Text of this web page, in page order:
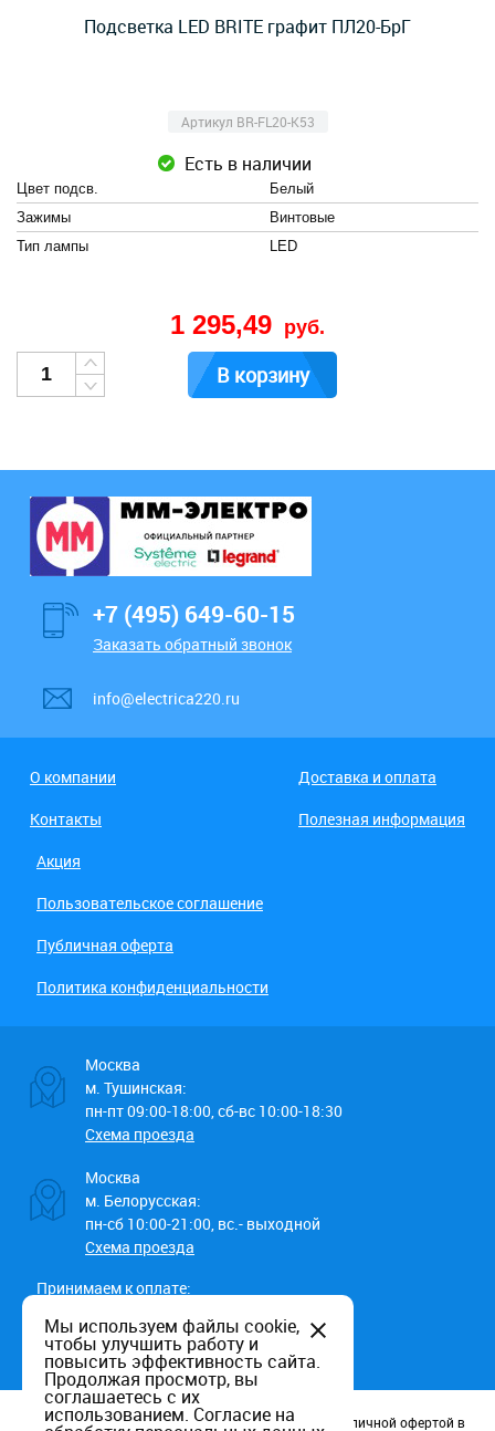
Подсветка LED BRITE графит ПЛ20-БрГ
Артикул BR-FL20-K53
Есть в наличии
Цвет подсв.
Белый
Зажимы
Винтовые
Тип лампы
LED
1 295,49 руб.
В корзину
+7 (495) 649-60-15
Заказать обратный звонок
info@electrica220.ru
О компании
Доставка и оплата
Контакты
Полезная информация
Акция
Пользовательское соглашение
Публичная оферта
Политика конфиденциальности
Москва
м. Тушинская:
пн-пт 09:00-18:00, сб-вс 10:00-18:30
Схема проезда
Москва
м. Белорусская:
пн-сб 10:00-21:00, вс.- выходной
Схема проезда
Принимаем к оплате:
Данный информационный ресурс не является публичной офертой в
Мы используем файлы cookie,
чтобы улучшить работу и
повысить эффективность сайта.
Продолжая просмотр, вы
соглашаетесь с их
использованием. Согласие на